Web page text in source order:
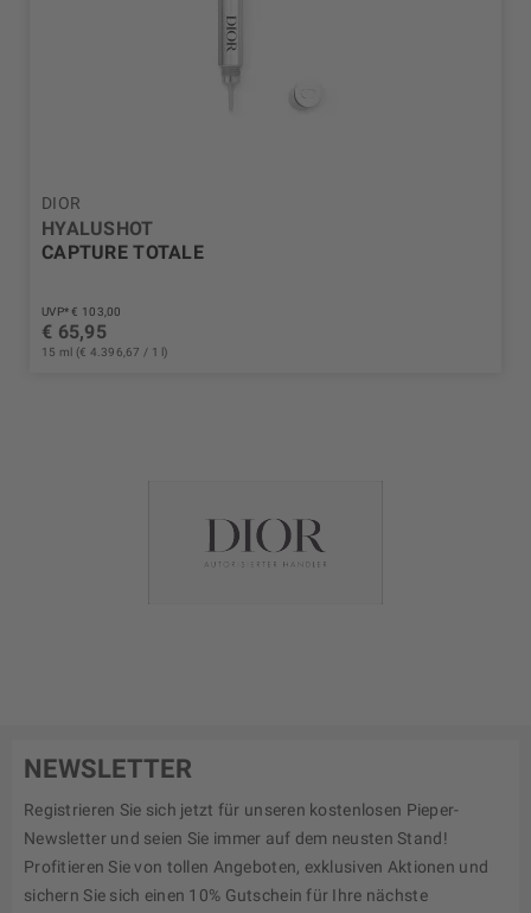
DIOR
HYALUSHOT
CAPTURE TOTALE
UVP* € 103,00
€ 65,95
15 ml (€ 4.396,67 / 1 l)
NEWSLETTER
Registrieren Sie sich jetzt für unseren kostenlosen Pieper-
Newsletter und seien Sie immer auf dem neusten Stand!
Profitieren Sie von tollen Angeboten, exklusiven Aktionen und
sichern Sie sich einen 10% Gutschein für Ihre nächste